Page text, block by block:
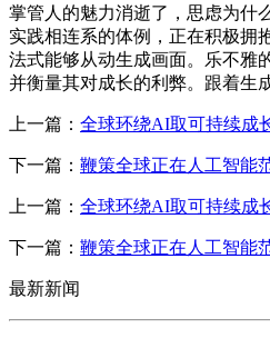
掌管人的魅力消逝了，思虑为什
实践相连系的体例，正在积极拥
法式能够从动生成画面。乐不雅
并衡量其对成长的利弊。跟着生
上一篇： 全球环绕AI取可持续成
下一篇： 鞭策全球正在人工智能
上一篇： 全球环绕AI取可持续成
下一篇： 鞭策全球正在人工智能
最新新闻